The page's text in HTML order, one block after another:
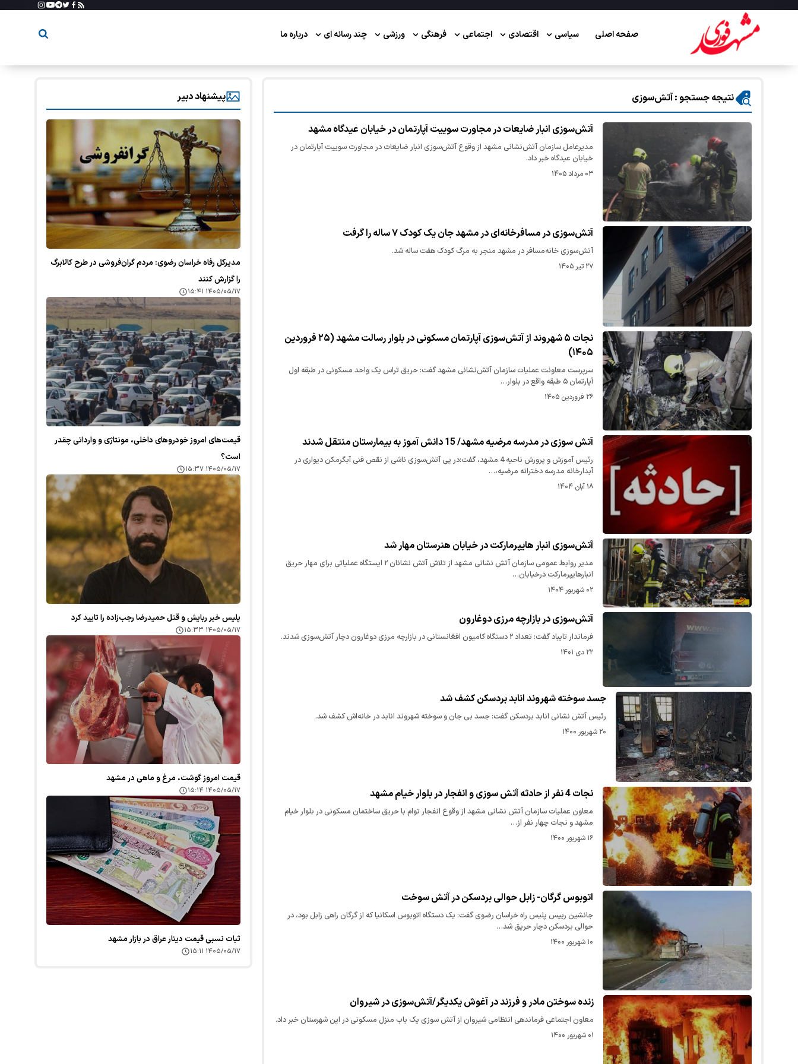
صفحه اصلی سیاسی اقتصادی اجتماعی فرهنگی ورزشی چند رسانه ای درباره ما
نتیجه جستجو : آتش‌سوزی
آتش‌سوزی انبار ضایعات در مجاورت سوییت آپارتمان در خیابان عیدگاه مشهد
مدیرعامل سازمان آتش‌نشانی مشهد از وقوع آتش‌سوزی انبار ضایعات در مجاورت سوییت آپارتمان در
خیابان عیدگاه خبر داد.
۰۳ مرداد ۱۴۰۵
آتش‌سوزی در مسافرخانه‌‎‌ای در مشهد جان یک کودک ۷ ساله را گرفت
آتش‌سوزی خانه‌مسافر در مشهد منجر به مرگ کودک هفت ساله شد.
۲۷ تیر ۱۴۰۵
نجات ۵ شهروند از آتش‌سوزی آپارتمان مسکونی در بلوار رسالت مشهد (۲۵ فروردین
۱۴۰۵)
سرپرست معاونت عملیات سازمان آتش‌نشانی مشهد گفت: حریق تراس یک واحد مسکونی در طبقه اول
آپارتمان ۵ طبقه واقع در بلوار…
۲۶ فروردین ۱۴۰۵
آتش سوزی در مدرسه مرضیه مشهد/ 15 دانش آموز به بیمارستان منتقل شدند
رئیس آموزش و پرورش ناحیه 4 مشهد، گفت:در پی آتش‌سوزی ناشی از نقص فنی آبگرمکن دیواری در
آبدارخانه مدرسه دخترانه مرضیه،…
۱۸ آبان ۱۴۰۴
آتش‌سوزی انبار هایپرمارکت در خیابان هنرستان مهار شد
مدیر روابط عمومی سازمان آتش نشانی مشهد از تلاش آتش نشانان ۲ ایستگاه عملیاتی برای مهار حریق
انبارهایپرمارکت درخیابان…
۰۲ شهریور ۱۴۰۴
آتش‌سوزی در بازارچه مرزی دوغارون
فرماندار تایباد گفت: تعداد ۲ دستگاه کامیون افغانستانی در بازارچه مرزی دوغارون دچار آتش‌سوزی شدند.
۲۲ دی ۱۴۰۱
جسد سوخته شهروند انابد بردسکن کشف شد
رئیس آتش نشانی انابد بردسکن گفت: جسد بی جان و سوخته شهروند انابد در خانه‌اش کشف شد.
۲۰ شهریور ۱۴۰۰
نجات 4 نفر از حادثه آتش سوزی و انفجار در بلوار خیام مشهد
معاون عملیات سازمان آتش نشانی مشهد از وقوع انفجار توام با حریق ساختمان مسکونی در بلوار خیام
مشهد و نجات چهار نفر از…
۱۶ شهریور ۱۴۰۰
اتوبوس گرگان- زابل حوالی بردسکن در آتش سوخت
جانشین رییس پلیس راه خراسان رضوی گفت: یک دستگاه اتوبوس اسکانیا که از گرگان راهی زابل بود، در
حوالی بردسکن دچار حریق شد…
۱۰ شهریور ۱۴۰۰
زنده سوختن مادر و فرزند در آغوش یکدیگر/آتش‌سوزی در شیروان
معاون اجتماعی فرماندهی انتظامی شیروان از آتش سوزی یک باب منزل مسکونی در این شهرستان خبر داد.
۰۱ شهریور ۱۴۰۰
پیشنهاد دبیر
مدیرکل رفاه خراسان رضوی: مردم گران‌فروشی در طرح کالابرگ
را گزارش کنند
۱۴۰۵/۰۵/۱۷ ۱۵:۴۱
قیمت‌های امروز خودرو‌های داخلی، مونتاژی و وارداتی چقدر
است؟
۱۴۰۵/۰۵/۱۷ ۱۵:۳۷
پلیس خبر ربایش و قتل حمیدرضا رجب‌زاده را تایید کرد
۱۴۰۵/۰۵/۱۷ ۱۵:۳۳
قیمت امروز گوشت، مرغ و ماهی در مشهد
۱۴۰۵/۰۵/۱۷ ۱۵:۱۴
ثبات نسبی قیمت دینار عراق در بازار مشهد
۱۴۰۵/۰۵/۱۷ ۱۵:۱۱